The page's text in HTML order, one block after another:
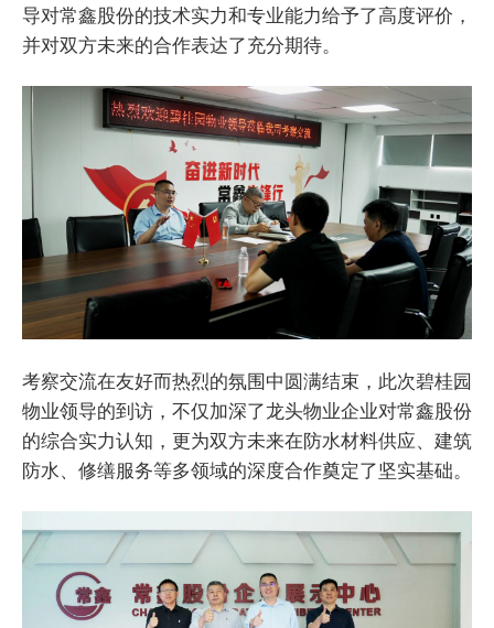
导对常鑫股份的技术实力和专业能力给予了高度评价，
并对双方未来的合作表达了充分期待。
考察交流在友好而热烈的氛围中圆满结束，此次碧桂园
物业领导的到访，不仅加深了龙头物业企业对常鑫股份
的综合实力认知，更为双方未来在防水材料供应、建筑
防水、修缮服务等多领域的深度合作奠定了坚实基础。